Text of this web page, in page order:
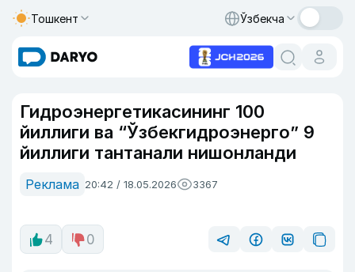
Тошкент Ўзбекча
Гидроэнергетикасининг 100
йиллиги ва “Ўзбекгидроэнерго” 9
йиллиги тантанали нишонланди
Реклама 20:42 / 18.05.2026 3367
4 0